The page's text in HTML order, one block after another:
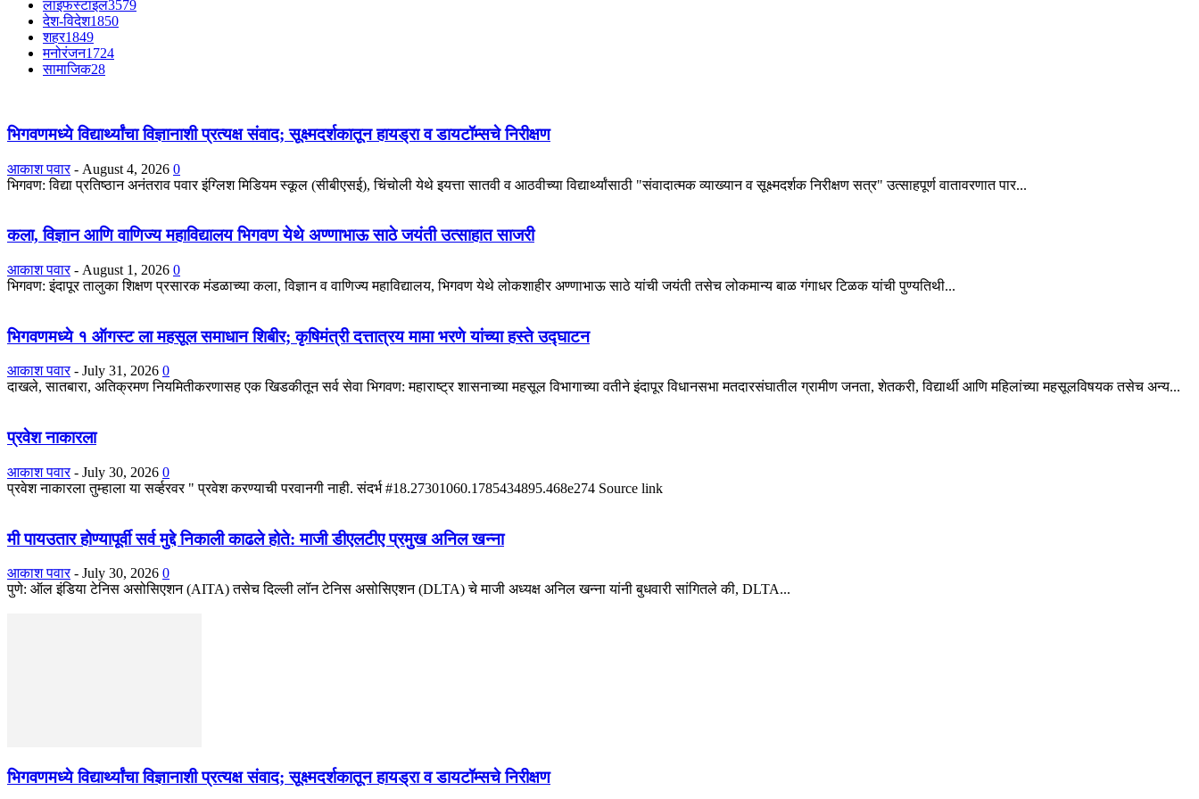
लाइफस्टाइल3579
देश-विदेश1850
शहर1849
मनोरंजन1724
सामाजिक28
भिगवणमध्ये विद्यार्थ्यांचा विज्ञानाशी प्रत्यक्ष संवाद; सूक्ष्मदर्शकातून हायड्रा व डायटॉम्सचे निरीक्षण
आकाश पवार - August 4, 2026 0
भिगवण: विद्या प्रतिष्ठान अनंतराव पवार इंग्लिश मिडियम स्कूल (सीबीएसई), चिंचोली येथे इयत्ता सातवी व आठवीच्या विद्यार्थ्यांसाठी "संवादात्मक व्याख्यान व सूक्ष्मदर्शक निरीक्षण सत्र" उत्साहपूर्ण वातावरणात पार...
कला, विज्ञान आणि वाणिज्य महाविद्यालय भिगवण येथे अण्णाभाऊ साठे जयंती उत्साहात साजरी
आकाश पवार - August 1, 2026 0
भिगवण: इंदापूर तालुका शिक्षण प्रसारक मंडळाच्या कला, विज्ञान व वाणिज्य महाविद्यालय, भिगवण येथे लोकशाहीर अण्णाभाऊ साठे यांची जयंती तसेच लोकमान्य बाळ गंगाधर टिळक यांची पुण्यतिथी...
भिगवणमध्ये १ ऑगस्ट ला महसूल समाधान शिबीर; कृषिमंत्री दत्तात्रय मामा भरणे यांच्या हस्ते उद्घाटन
आकाश पवार - July 31, 2026 0
दाखले, सातबारा, अतिक्रमण नियमितीकरणासह एक खिडकीतून सर्व सेवा भिगवण: महाराष्ट्र शासनाच्या महसूल विभागाच्या वतीने इंदापूर विधानसभा मतदारसंघातील ग्रामीण जनता, शेतकरी, विद्यार्थी आणि महिलांच्या महसूलविषयक तसेच अन्य...
प्रवेश नाकारला
आकाश पवार - July 30, 2026 0
प्रवेश नाकारला तुम्हाला या सर्व्हरवर " प्रवेश करण्याची परवानगी नाही. संदर्भ #18.27301060.1785434895.468e274 Source link
मी पायउतार होण्यापूर्वी सर्व मुद्दे निकाली काढले होते: माजी डीएलटीए प्रमुख अनिल खन्ना
आकाश पवार - July 30, 2026 0
पुणे: ऑल इंडिया टेनिस असोसिएशन (AITA) तसेच दिल्ली लॉन टेनिस असोसिएशन (DLTA) चे माजी अध्यक्ष अनिल खन्ना यांनी बुधवारी सांगितले की, DLTA...
भिगवणमध्ये विद्यार्थ्यांचा विज्ञानाशी प्रत्यक्ष संवाद; सूक्ष्मदर्शकातून हायड्रा व डायटॉम्सचे निरीक्षण